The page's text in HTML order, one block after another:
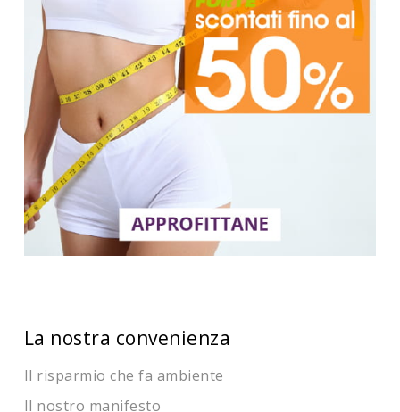
La nostra convenienza
Il risparmio che fa ambiente
Il nostro manifesto